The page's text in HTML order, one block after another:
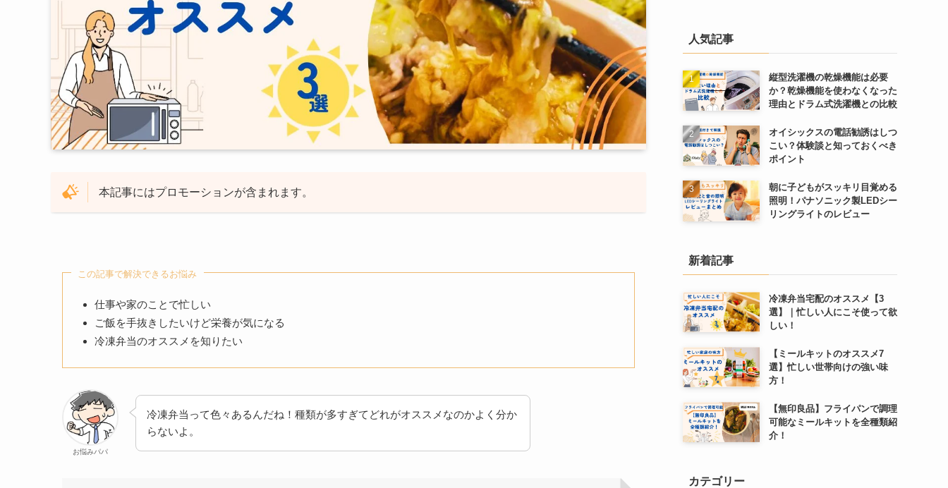
本記事にはプロモーションが含まれます。
この記事で解決できるお悩み
仕事や家のことで忙しい
ご飯を手抜きしたいけど栄養が気になる
冷凍弁当のオススメを知りたい
お悩みパパ
冷凍弁当って色々あるんだね！種類が多すぎてどれがオススメなのかよく分か
らないよ。
人気記事
縦型洗濯機の乾燥機能は必要
か？乾燥機能を使わなくなった
理由とドラム式洗濯機との比較
オイシックスの電話勧誘はしつ
こい？体験談と知っておくべき
ポイント
朝に子どもがスッキリ目覚める
照明！パナソニック製LEDシー
リングライトのレビュー
新着記事
冷凍弁当宅配のオススメ【3
選】｜忙しい人にこそ使って欲
しい！
【ミールキットのオススメ7
選】忙しい世帯向けの強い味
方！
【無印良品】フライパンで調理
可能なミールキットを全種類紹
介！
カテゴリー